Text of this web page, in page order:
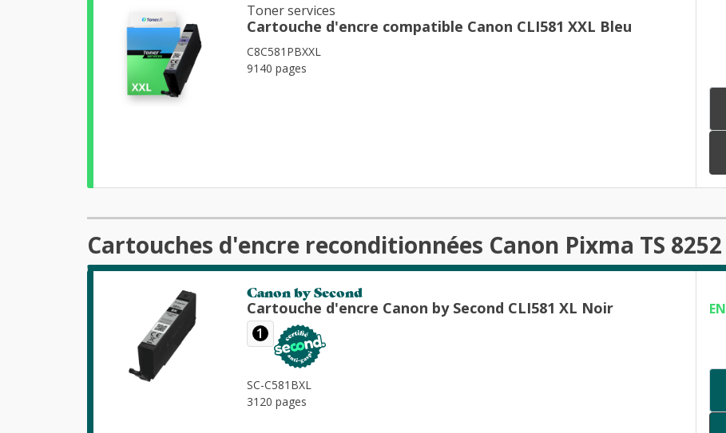
Toner services
Cartouche d'encre compatible Canon CLI581 XXL Bleu
C8C581PBXXL
9140 pages
Cartouches d'encre reconditionnées Canon Pixma TS 8252
Canon by Second
Cartouche d'encre Canon by Second CLI581 XL Noir
1
SC-C581BXL
3120 pages